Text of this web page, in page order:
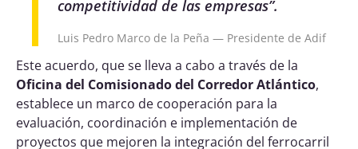
competitividad de las empresas”.
Luis Pedro Marco de la Peña — Presidente de Adif
Este acuerdo, que se lleva a cabo a través de la
Oficina del Comisionado del Corredor Atlántico,
establece un marco de cooperación para la
evaluación, coordinación e implementación de
proyectos que mejoren la integración del ferrocarril